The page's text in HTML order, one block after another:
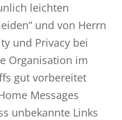
leichten
und von Herrn
und Privacy bei
Organisation im
gut vorbereitet
Messages
unbekannte Links